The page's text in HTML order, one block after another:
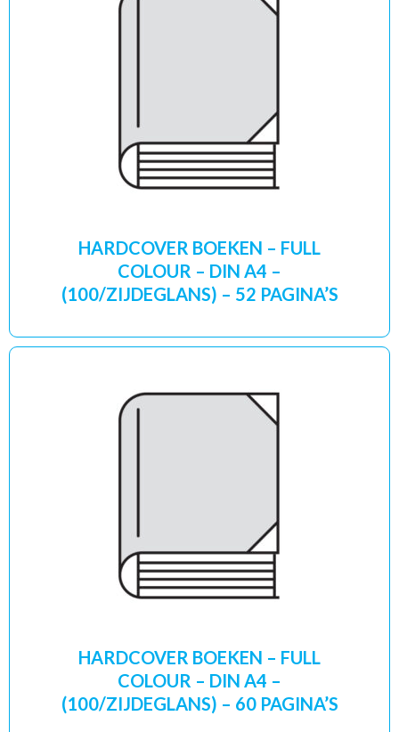
HARDCOVER BOEKEN – FULL
COLOUR – DIN A4 –
(100/ZIJDEGLANS) – 52 PAGINA’S
HARDCOVER BOEKEN – FULL
COLOUR – DIN A4 –
(100/ZIJDEGLANS) – 60 PAGINA’S